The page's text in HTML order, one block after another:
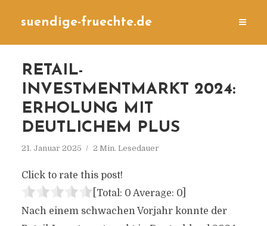
suendige-fruechte.de
RETAIL-
INVESTMENTMARKT 2024:
ERHOLUNG MIT
DEUTLICHEM PLUS
21. Januar 2025 2 Min. Lesedauer
Click to rate this post!
[Total: 0 Average: 0]
Nach einem schwachen Vorjahr konnte der